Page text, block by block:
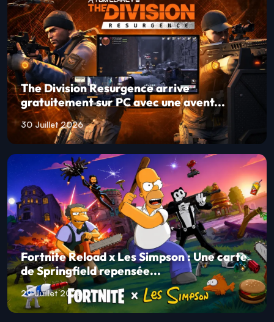
The Division Resurgence arrive
gratuitement sur PC avec une avent...
30 Juillet 2026
Fortnite Reload x Les Simpson : Une carte
de Springfield repensée...
29 Juillet 2026